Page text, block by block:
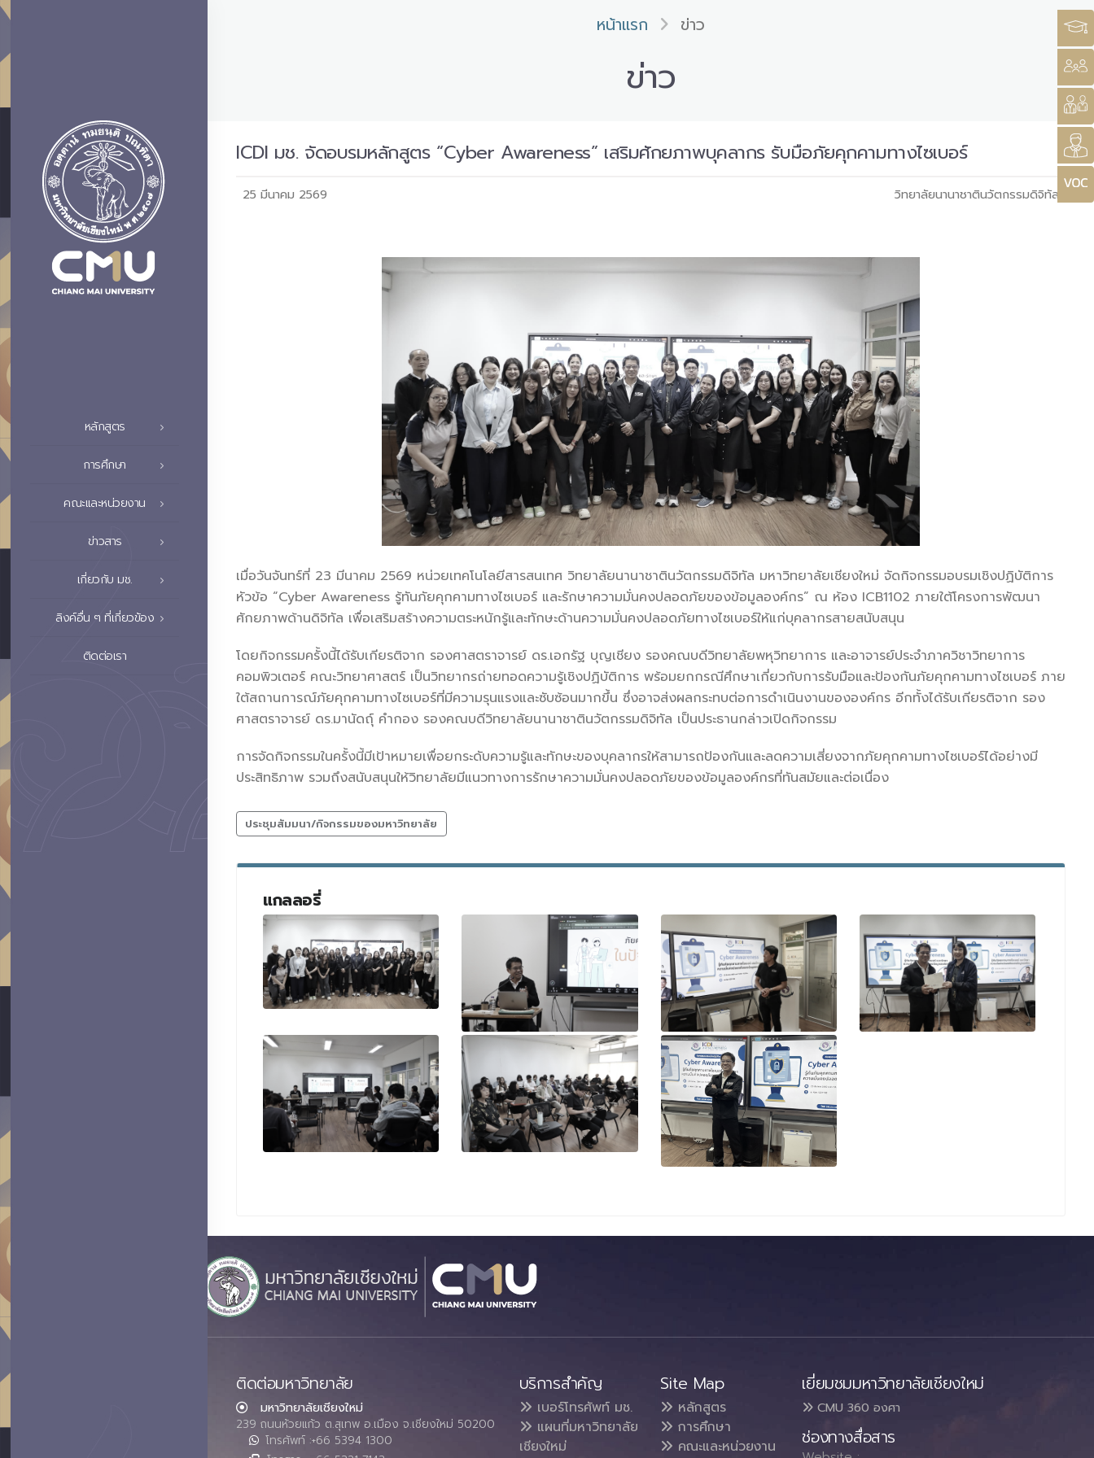
หลักสูตร
การศึกษา
คณะและหน่วยงาน
ข่าวสาร
เกี่ยวกับ มช.
ลิงค์อื่น ๆ ที่เกี่ยวข้อง
ติดต่อเรา
หน้าแรก ข่าว
ข่าว
ICDI มช. จัดอบรมหลักสูตร “Cyber Awareness” เสริมศักยภาพบุคลากร รับมือภัยคุกคามทางไซเบอร์
25 มีนาคม 2569 วิทยาลัยนานาชาตินวัตกรรมดิจิทัล
เมื่อวันจันทร์ที่ 23 มีนาคม 2569 หน่วยเทคโนโลยีสารสนเทศ วิทยาลัยนานาชาตินวัตกรรมดิจิทัล มหาวิทยาลัยเชียงใหม่ จัดกิจกรรมอบรมเชิงปฏิบัติการ
หัวข้อ “Cyber Awareness รู้ทันภัยคุกคามทางไซเบอร์ และรักษาความมั่นคงปลอดภัยของข้อมูลองค์กร” ณ ห้อง ICB1102 ภายใต้โครงการพัฒนา
ศักยภาพด้านดิจิทัล เพื่อเสริมสร้างความตระหนักรู้และทักษะด้านความมั่นคงปลอดภัยทางไซเบอร์ให้แก่บุคลากรสายสนับสนุน
โดยกิจกรรมครั้งนี้ได้รับเกียรติจาก รองศาสตราจารย์ ดร.เอกรัฐ บุญเชียง รองคณบดีวิทยาลัยพหุวิทยาการ และอาจารย์ประจำภาควิชาวิทยาการ
คอมพิวเตอร์ คณะวิทยาศาสตร์ เป็นวิทยากรถ่ายทอดความรู้เชิงปฏิบัติการ พร้อมยกกรณีศึกษาเกี่ยวกับการรับมือและป้องกันภัยคุกคามทางไซเบอร์ ภาย
ใต้สถานการณ์ภัยคุกคามทางไซเบอร์ที่มีความรุนแรงและซับซ้อนมากขึ้น ซึ่งอาจส่งผลกระทบต่อการดำเนินงานขององค์กร อีกทั้งได้รับเกียรติจาก รอง
ศาสตราจารย์ ดร.มานัดถุ์ คำกอง รองคณบดีวิทยาลัยนานาชาตินวัตกรรมดิจิทัล เป็นประธานกล่าวเปิดกิจกรรม
การจัดกิจกรรมในครั้งนี้มีเป้าหมายเพื่อยกระดับความรู้และทักษะของบุคลากรให้สามารถป้องกันและลดความเสี่ยงจากภัยคุกคามทางไซเบอร์ได้อย่างมี
ประสิทธิภาพ รวมถึงสนับสนุนให้วิทยาลัยมีแนวทางการรักษาความมั่นคงปลอดภัยของข้อมูลองค์กรที่ทันสมัยและต่อเนื่อง
ประชุมสัมมนา/กิจกรรมของมหาวิทยาลัย
แกลลอรี่
ติดต่อมหาวิทยาลัย
มหาวิทยาลัยเชียงใหม่
239 ถนนห้วยแก้ว ต.สุเทพ อ.เมือง จ.เชียงใหม่ 50200
โทรศัพท์ :+66 5394 1300
บริการสำคัญ
เบอร์โทรศัพท์ มช.
แผนที่มหาวิทยาลัย
เชียงใหม่
Site Map
หลักสูตร
การศึกษา
คณะและหน่วยงาน
เยี่ยมชมมหาวิทยาลัยเชียงใหม่
CMU 360 องศา
ช่องทางสื่อสาร